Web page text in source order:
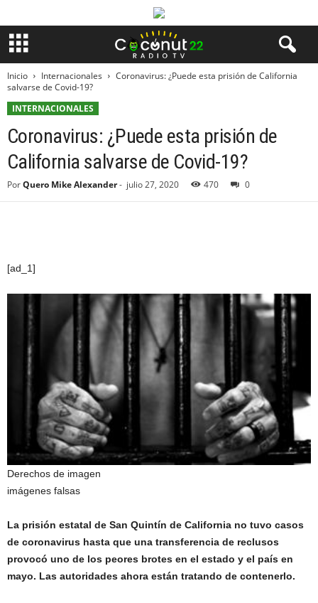
Inicio Internacionales
Coronavirus: ¿Puede esta prisión de California
salvarse de Covid-19?
INTERNACIONALES
Coronavirus: ¿Puede esta prisión de
California salvarse de Covid-19?
PorQuero Mike Alexander- julio 27, 2020 470 0
[ad_1]
Derechos de imagen
imágenes falsas
La prisión estatal de San Quintín de California no tuvo casos
de coronavirus hasta que una transferencia de reclusos
provocó uno de los peores brotes en el estado y el país en
mayo. Las autoridades ahora están tratando de contenerlo.